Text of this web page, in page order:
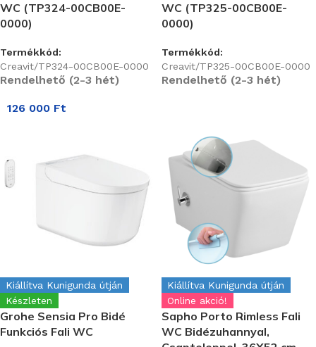
WC (TP324-00CB00E-
0000)
Termékkód:
Creavit/TP324-00CB00E-0000
Rendelhető (2-3 hét)
WC (TP325-00CB00E-
0000)
Termékkód:
Creavit/TP325-00CB00E-0000
Rendelhető (2-3 hét)
126 000 Ft
Kiállítva Kunigunda útján
Készleten
Grohe Sensia Pro Bidé
Funkciós Fali WC
Kiállítva Kunigunda útján
Online akció!
Sapho Porto Rimless Fali
WC Bidézuhannyal,